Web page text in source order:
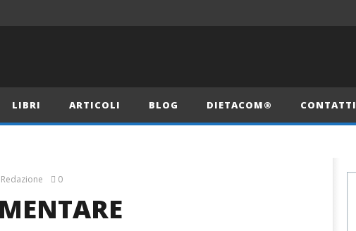
LIBRI ARTICOLI BLOG DIETACOM® CONTATTI
Redazione 0